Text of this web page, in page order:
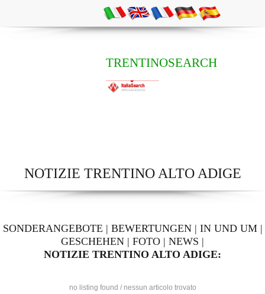
TRENTINOSEARCH
NOTIZIE TRENTINO ALTO ADIGE
SONDERANGEBOTE | BEWERTUNGEN| IN UND UM|
GESCHEHEN | FOTO | NEWS |
NOTIZIE TRENTINO ALTO ADIGE:
no listing found / nessun articolo trovato